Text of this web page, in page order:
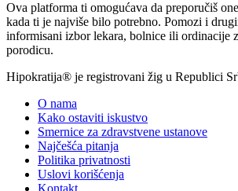
Ova platforma ti omogućava da preporučiš
kada ti je najviše bilo potrebno. Pomozi i
informisani izbor lekara, bolnice ili ordinacije
porodicu.
Hipokratija® je registrovani žig u Republici
O nama
Kako ostaviti iskustvo
Smernice za zdravstvene ustanove
Najčešća pitanja
Politika privatnosti
Uslovi korišćenja
Kontakt